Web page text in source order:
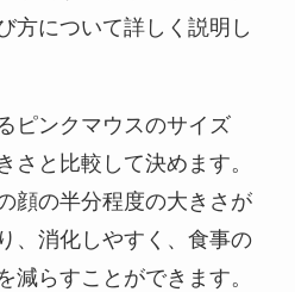
方について詳しく説明し
ピンクマウスのサイズ
さと比較して決めます。
顔の半分程度の大きさが
、消化しやすく、食事の
減らすことができます。